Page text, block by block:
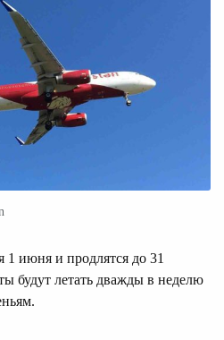
июня и продлятся до 31
будут летать дважды в неделю